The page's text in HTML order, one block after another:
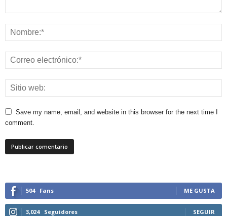
Save my name, email, and website in this browser for the next time I
comment.
504 Fans ME GUSTA
3,024 Seguidores SEGUIR